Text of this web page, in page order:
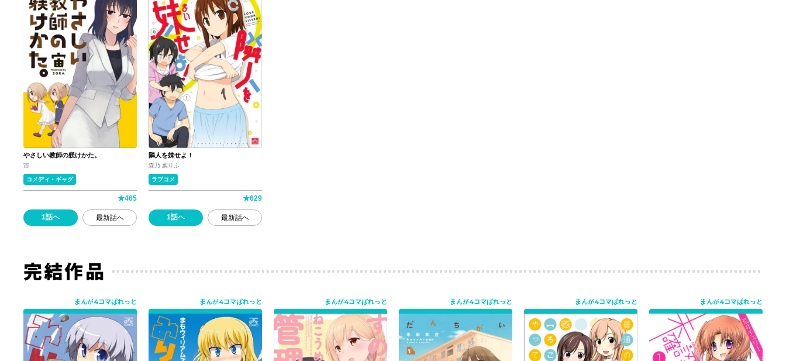
やさしい教師の躾けかた。
宙
コメディ・ギャグ
★465
1話へ 最新話へ
隣人を妹せよ！
森乃 葉りふ
ラブコメ
★629
1話へ 最新話へ
完結作品
まんが4コマぱれっと まんが4コマぱれっと まんが4コマぱれっと まんが4コマぱれっと まんが4コマぱれっと まんが4コマぱれっと